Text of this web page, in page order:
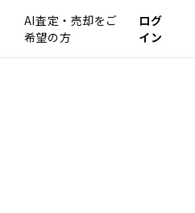
AI査定・売却をご
希望の方
ログ
イン